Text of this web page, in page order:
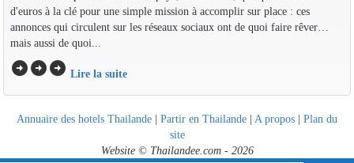
d'euros à la clé pour une simple mission à accomplir sur place : ces
annonces qui circulent sur les réseaux sociaux ont de quoi faire rêver…
mais aussi de quoi...
arrow_circle_rightarrow_circle_rightarrow_circle_right Lire la suite
Annuaire des hotels Thailande | Partir en Thailande | A propos | Plan du
site
Website © Thailandee.com - 2026